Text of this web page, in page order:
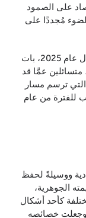
على الصمود
مُجددًا على
ومع وصول الأسعار إلى قمم تاريخية مُتكرِّرة خلال عام 2025، بات
متسائلين عمَّا قد
ترسم مسار
للفترة من عام
ووسيلةً لحفظ
الجوهرية،
كأحد أشكال
وجعلت خصائصه